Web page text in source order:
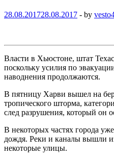
28.08.201728.08.2017 - by
Власти в Хьюстоне, штат
поскольку усилия по
наводнения продолжаются.
В пятницу Харви вышел на
тропического шторма,
след разрушения, который он
В некоторых частях города
дождя. Реки и каналы вышли
некоторые улицы.